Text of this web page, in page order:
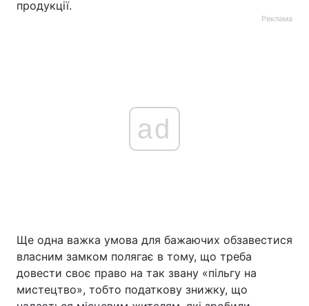
продукції.
Реклама
ad
Ще одна важка умова для бажаючих обзавестися
власним замком полягає в тому, що треба
довести своє право на так звану «пільгу на
мистецтво», тобто податкову знижку, що